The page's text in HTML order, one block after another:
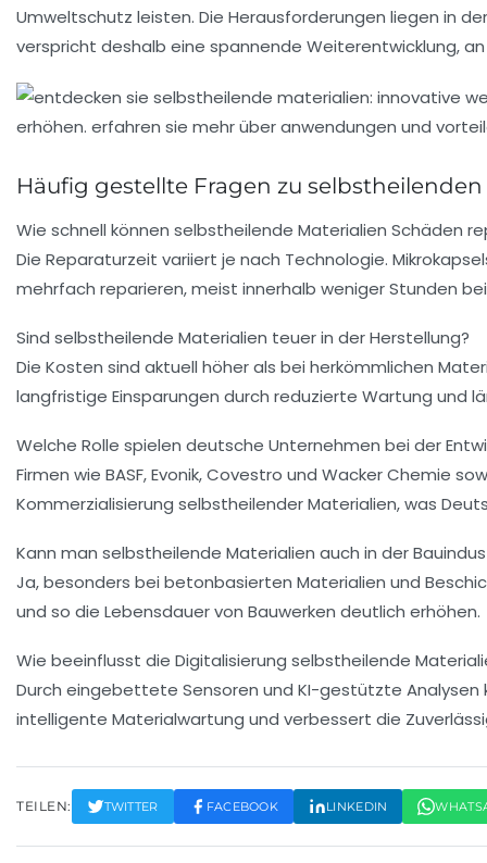
Umweltschutz leisten. Die Herausforderungen liegen in
verspricht deshalb eine spannende Weiterentwicklung,
Häufig gestellte Fragen zu
Wie schnell können selbstheilende Materialien Schäden
Die Reparaturzeit variiert je nach Technologie.
mehrfach reparieren, meist innerhalb weniger Stunden
Sind selbstheilende Materialien teuer in der Herstellung?
Die Kosten sind aktuell höher als bei herkömmlichen
langfristige Einsparungen durch reduzierte Wartung und
Welche Rolle spielen deutsche Unternehmen bei der
Firmen wie BASF, Evonik, Covestro und Wacker Chemie
Kommerzialisierung selbstheilender Materialien, was
Kann man selbstheilende Materialien auch in der
Ja, besonders bei betonbasierten Materialien und
und so die Lebensdauer von Bauwerken deutlich erhöhen.
Wie beeinflusst die Digitalisierung selbstheilende
Durch eingebettete Sensoren und KI-gestützte
intelligente Materialwartung und verbessert die
TEILEN: TWITTER FACEBOOK LINKEDIN